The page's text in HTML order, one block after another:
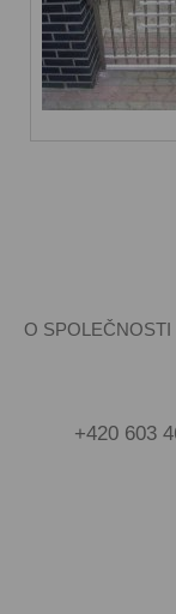
O SPOLEČNOSTI
+420 603